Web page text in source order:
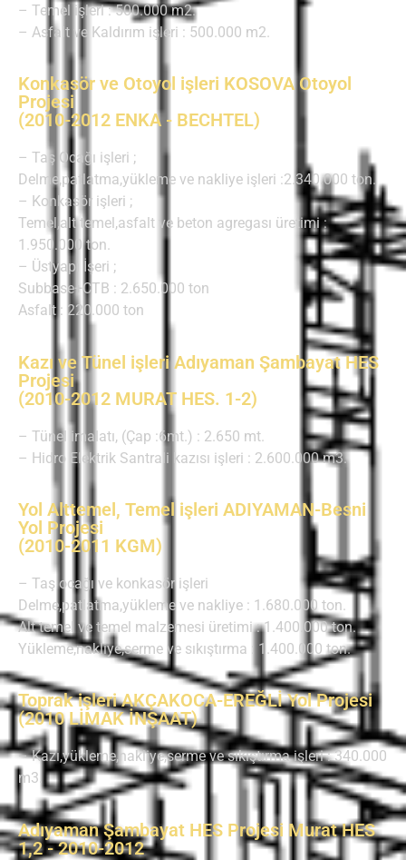
– Temel işleri : 500.000 m2.
– Asfalt ve Kaldırım işleri : 500.000 m2.
Konkasör ve Otoyol işleri KOSOVA Otoyol
Projesi
(2010-2012 ENKA - BECHTEL)
– Taş Ocağı işleri ;
Delme,patlatma,yükleme ve nakliye işleri :2.340.000 ton.
– Konkasör işleri ;
Temel,alt temel,asfalt ve beton agregası üretimi :
1.950.000 ton.
– Üstyapı İşeri ;
Subbase+CTB : 2.650.000 ton
Asfalt : 220.000 ton
Kazı ve Tünel işleri Adıyaman Şambayat HES
Projesi
(2010-2012 MURAT HES. 1-2)
– Tünel imalatı, (Çap :6mt.) : 2.650 mt.
– Hidro Elektrik Santrali kazısı işleri : 2.600.000 m3.
Yol Alttemel, Temel işleri ADIYAMAN-Besni
Yol Projesi
(2010-2011 KGM)
– Taş ocağı ve konkasör işleri
Delme,patlatma,yükleme ve nakliye : 1.680.000 ton.
Alt temel ve temel malzemesi üretimi : 1.400.000 ton.
Yükleme,nakliye,serme ve sıkıştırma : 1.400.000 ton.
Toprak işleri AKÇAKOCA-EREĞLİ Yol Projesi
(2010 LİMAK İNŞAAT)
– Kazı,yükleme,nakliye,serme ve sıkıştırma işleri : 340.000
m3.
Adıyaman Şambayat HES Projesi Murat HES
1,2 - 2010-2012